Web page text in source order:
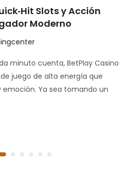
Slots y Acción
Moderno
minuto cuenta, BetPlay Casino
juego de alta energía que
Ya sea tomando un